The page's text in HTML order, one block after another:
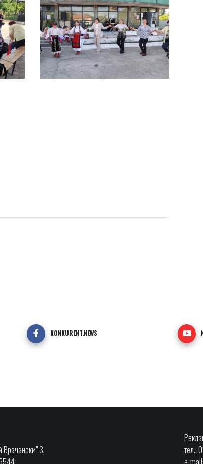
KONKURENT.NEWS
Врачански" 3,
тел.: